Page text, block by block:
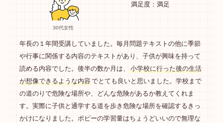
30代女性
満足度：満足
年長の１年間受講していました。毎月問題テキストの他に季節
や行事に関係する内容のテキストがあり、子供が興味を持って
読める内容でした。後半の数か月は、
小学校に行った後の生活
が想像できるような内容でとても良いと思いました。学校まで
の道のりで危険な場所や、どんな危険があるか教えてくれま
す。実際に子供と通学する道を歩き危険な場所を確認するきっ
かけになりました。ポピーの学習量はちょうどいいので無理な